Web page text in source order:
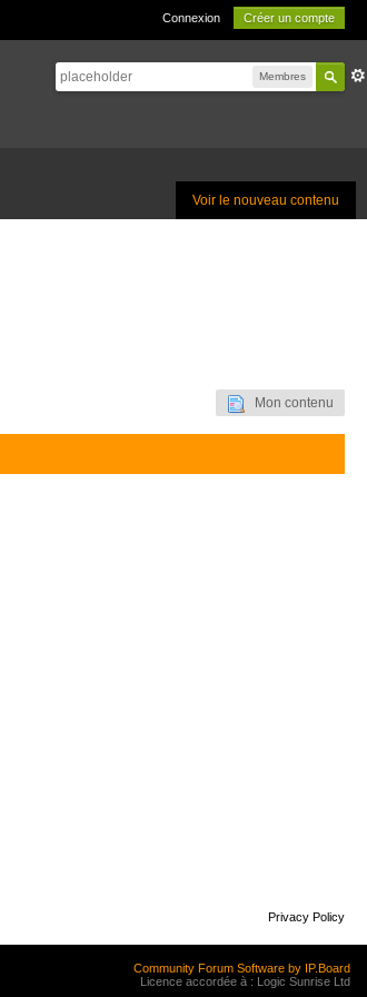
Connexion Créer un compte
Membres
Voir le nouveau contenu
Mon contenu
Privacy Policy
Community Forum Software by IP.Board
Licence accordée à : Logic Sunrise Ltd